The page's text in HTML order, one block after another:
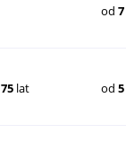
od7
75lat od5